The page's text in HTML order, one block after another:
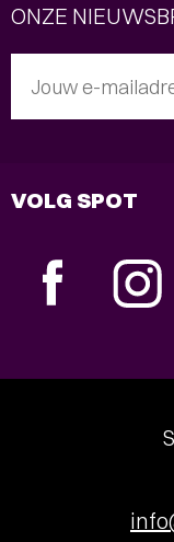
ONZE
Jouw e-
VOLG SPOT